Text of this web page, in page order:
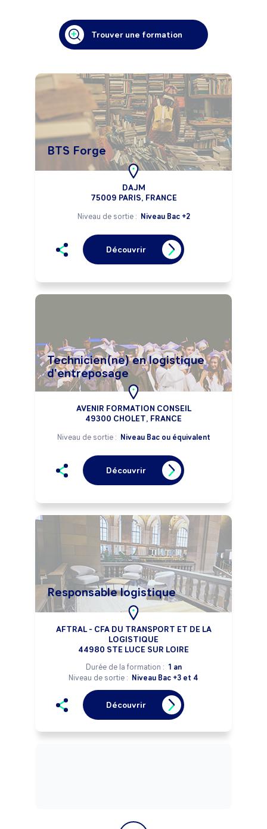
Trouver une formation
BTS Forge
DAJM
75009 PARIS, FRANCE
Niveau de sortie : Niveau Bac +2
Découvrir
Technicien(ne) en logistique
d'entreposage
AVENIR FORMATION CONSEIL
49300 CHOLET, FRANCE
Niveau de sortie : Niveau Bac ou équivalent
Découvrir
Responsable logistique
AFTRAL - CFA DU TRANSPORT ET DE LA
LOGISTIQUE
44980 STE LUCE SUR LOIRE
Durée de la formation : 1 an
Niveau de sortie : Niveau Bac +3 et 4
Découvrir